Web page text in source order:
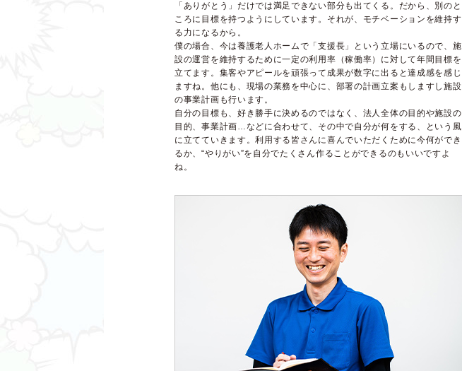
「ありがとう」だけでは満足できない部分も出てくる。だから、別のと
ころに目標を持つようにしています。それが、モチベーションを維持す
る力になるから。
僕の場合、今は養護老人ホームで「支援長」という立場にいるので、施
設の運営を維持するために一定の利用率（稼働率）に対して年間目標を
立てます。集客やアピールを頑張って成果が数字に出ると達成感を感じ
ますね。他にも、現場の業務を中心に、部署の計画立案もしますし施設
の事業計画も行います。
自分の目標も、好き勝手に決めるのではなく、法人全体の目的や施設の
目的、事業計画…などに合わせて、その中で自分が何をする、という風
に立てていきます。利用する皆さんに喜んでいただくために今何ができ
るか、“やりがい”を自分でたくさん作ることができるのもいいですよ
ね。